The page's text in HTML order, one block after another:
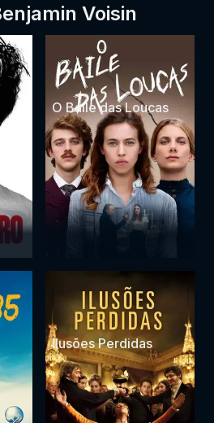
Voisin
O Baile das Loucas
Ilusões Perdidas